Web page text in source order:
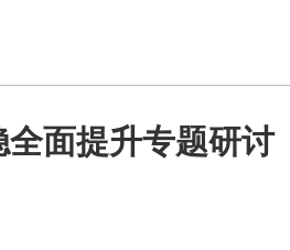
面提升专题研讨